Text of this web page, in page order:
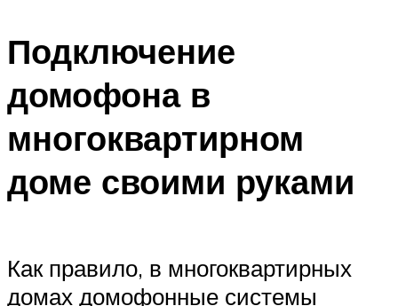
Подключение
домофона в
многоквартирном
доме своими руками
Как правило, в многоквартирных
домах домофонные системы